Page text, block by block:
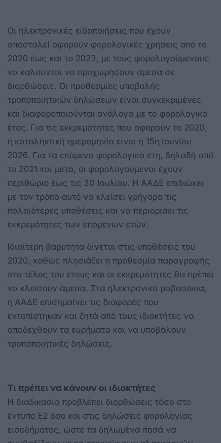
Οι ηλεκτρονικές ειδοποιήσεις που έχουν
αποσταλεί αφορούν φορολογικές χρήσεις από το
2020 έως και το 2023, με τους φορολογούμενους
να καλούνται να προχωρήσουν άμεσα σε
διορθώσεις. Οι προθεσμίες υποβολής
τροποποιητικών δηλώσεων είναι συγκεκριμένες
και διαφοροποιούνται ανάλογα με το φορολογικό
έτος. Για τις εκκρεμότητες που αφορούν το 2020,
η καταληκτική ημερομηνία είναι η 15η Ιουνίου
2026. Για τα επόμενα φορολογικά έτη, δηλαδή από
το 2021 και μετά, οι φορολογούμενοι έχουν
περιθώριο έως τις 30 Ιουλίου. Η ΑΑΔΕ επιδιώκει
με τον τρόπο αυτό να κλείσει γρήγορα τις
παλαιότερες υποθέσεις και να περιορίσει τις
εκκρεμότητες των επόμενων ετών.
Ιδιαίτερη βαρύτητα δίνεται στις υποθέσεις του
2020, καθώς πλησιάζει η προθεσμία παραγραφής
στο τέλος του έτους και οι εκκρεμότητες θα πρέπει
να κλείσουν άμεσα. Στα ηλεκτρονικά ραβασάκια,
η ΑΑΔΕ επισημαίνει τις διαφορές που
εντοπίστηκαν και ζητά από τους ιδιοκτήτες να
αποδεχθούν τα ευρήματα και να υποβάλουν
τροποποιητικές δηλώσεις.
Τι πρέπει να κάνουν οι ιδιοκτήτες
Η διαδικασία προβλέπει διορθώσεις τόσο στο
έντυπο Ε2 όσο και στις δηλώσεις φορολογίας
εισοδήματος, ώστε τα δηλωμένα ποσά να